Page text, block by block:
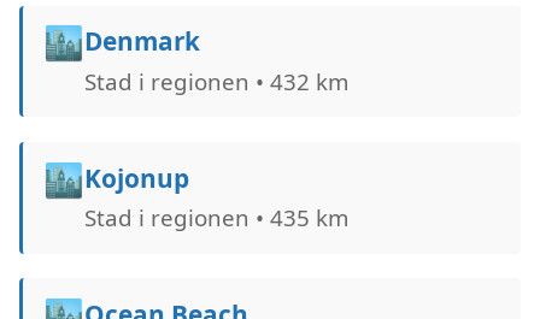
🏙️Denmark
Stad i regionen • 432 km
🏙️Kojonup
Stad i regionen • 435 km